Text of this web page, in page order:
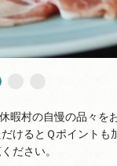
村の自慢の品々を
けるとＱポイントも
ださい。